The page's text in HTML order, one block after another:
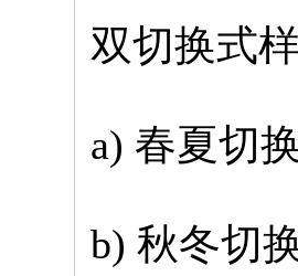
双切换式
a) 春夏切
b) 秋冬切